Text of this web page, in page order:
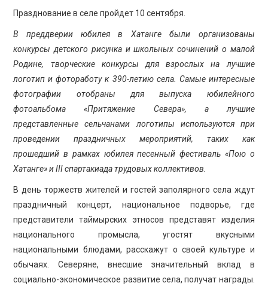
Празднование в селе пройдет 10 сентября.
В преддверии юбилея в Хатанге были организованы
конкурсы детского рисунка и школьных сочинений о малой
Родине, творческие конкурсы для взрослых на лучшие
логотип и фотоработу к 390-летию села. Самые интересные
фотографии отобраны для выпуска юбилейного
фотоальбома «Притяжение Севера», а лучшие
представленные сельчанами логотипы используются при
проведении праздничных мероприятий, таких как
прошедший в рамках юбилея песенный фестиваль «Пою о
Хатанге» и III спартакиада трудовых коллективов.
В день торжеств жителей и гостей заполярного села ждут
праздничный концерт, национальное подворье, где
представители таймырских этносов представят изделия
национального промысла, угостят вкусными
национальными блюдами, расскажут о своей культуре и
обычаях. Северяне, внесшие значительный вклад в
социально-экономическое развитие села, получат награды.